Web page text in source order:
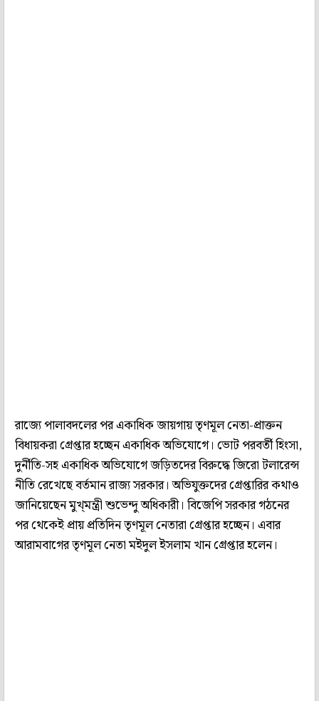
রাজ্যে পালাবদলের পর একাধিক জায়গায় তৃণমূল নেতা-প্রাক্তন
বিধায়করা গ্রেপ্তার হচ্ছেন একাধিক অভিযোগে। ভোট পরবর্তী হিংসা,
দুর্নীতি-সহ একাধিক অভিযোগে জড়িতদের বিরুদ্ধে জিরো টলারেন্স
নীতি রেখেছে বর্তমান রাজ্য সরকার। অভিযুক্তদের গ্রেপ্তারির কথাও
জানিয়েছেন মুখ্মন্ত্রী শুভেন্দু অধিকারী। বিজেপি সরকার গঠনের
পর থেকেই প্রায় প্রতিদিন তৃণমূল নেতারা গ্রেপ্তার হচ্ছেন। এবার
আরামবাগের তৃণমূল নেতা মইদুল ইসলাম খান গ্রেপ্তার হলেন।